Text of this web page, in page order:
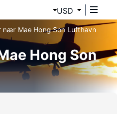
USD
nær Mae Hong Son Lufthavn
Hong Son